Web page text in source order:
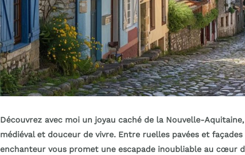
Découvrez avec moi un joyau caché de la Nouvelle-
médiéval et douceur de vivre. Entre ruelles pavées et
enchanteur vous promet une escapade inoubliable au cœur